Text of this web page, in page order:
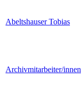
Abeltshauser Tobias
Archivmitarbeiter/innen